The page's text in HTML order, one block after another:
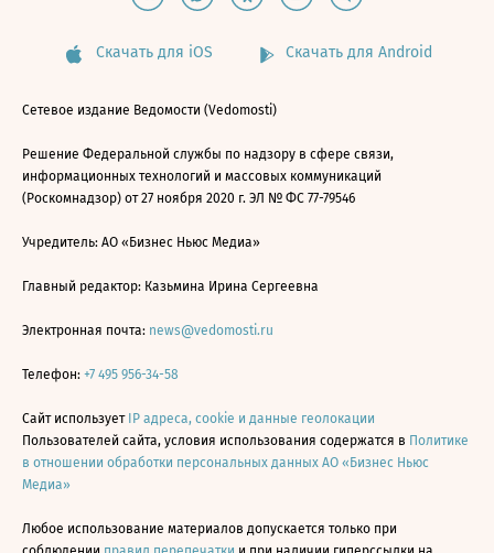
Скачать для iOS Скачать для Android
Сетевое издание Ведомости (Vedomosti)
Решение Федеральной службы по надзору в сфере связи,
информационных технологий и массовых коммуникаций
(Роскомнадзор) от 27 ноября 2020 г. ЭЛ № ФС 77-79546
Учредитель: АО «Бизнес Ньюс Медиа»
Главный редактор: Казьмина Ирина Сергеевна
Электронная почта: news@vedomosti.ru
Телефон: +7 495 956-34-58
Сайт использует IP адреса, cookie и данные геолокации
Пользователей сайта, условия использования содержатся в Политике
в отношении обработки персональных данных АО «Бизнес Ньюс
Медиа»
Любое использование материалов допускается только при